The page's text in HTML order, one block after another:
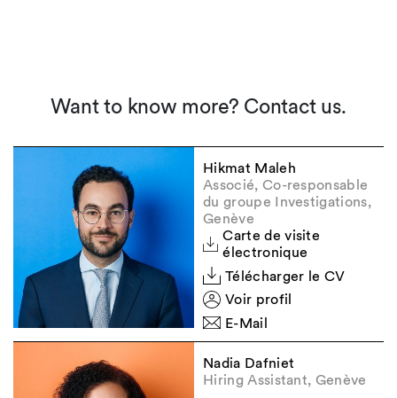
Want to know more? Contact us.
Hikmat Maleh
Associé, Co-responsable
du groupe Investigations,
Genève
Carte de visite
électronique
Télécharger le CV
Voir profil
E-Mail
Nadia Dafniet
Hiring Assistant, Genève